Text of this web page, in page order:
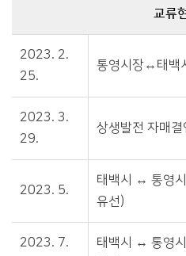
교류
2023. 2.
25.
통영시장↔태백
2023. 3.
29.
상생발전 자매결
2023. 5.
태백시 ↔ 통영
유선)
2023. 7.
태백시 ↔ 통영